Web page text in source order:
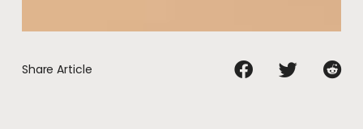
Share Article